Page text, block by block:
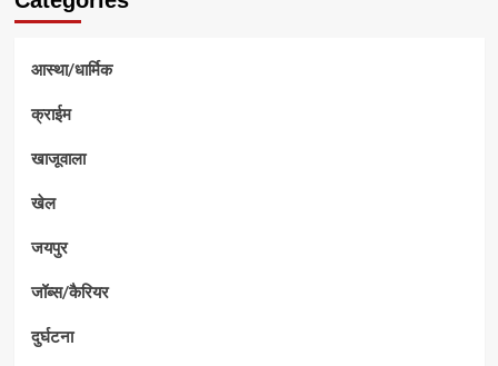
आस्था/धार्मिक
क्राईम
खाजूवाला
खेल
जयपुर
जॉब्स/कैरियर
दुर्घटना